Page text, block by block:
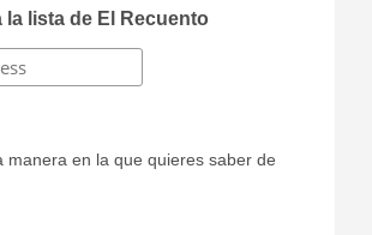
la lista de El Recuento
manera en la que quieres saber de